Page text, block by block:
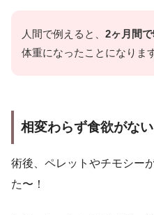
人間で例えると、 2ヶ月間
体重になったことになりま
相変わらず食欲がない
術後、ペレットやチモシー
た〜！